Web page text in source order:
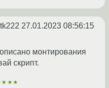
27.01.2023 08:56:15
монтирования
скрипт.